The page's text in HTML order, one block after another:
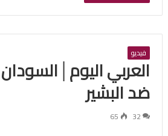
فيديو
العربي
ضد البشير
32
65